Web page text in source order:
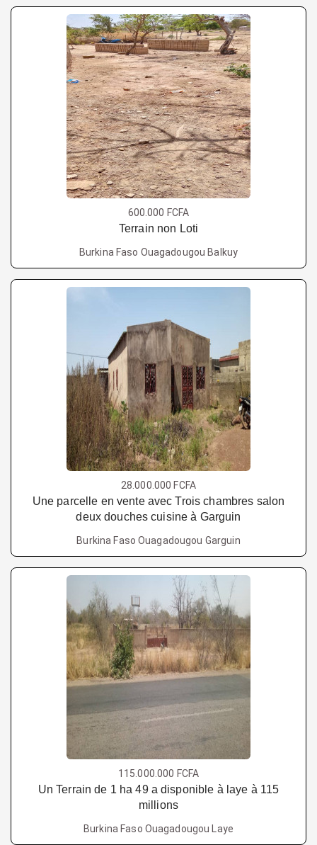
600.000 FCFA
Terrain non Loti
Burkina Faso Ouagadougou Balkuy
28.000.000 FCFA
Une parcelle en vente avec Trois chambres salon
deux douches cuisine à Garguin
Burkina Faso Ouagadougou Garguin
115.000.000 FCFA
Un Terrain de 1 ha 49 a disponible à laye à 115
millions
Burkina Faso Ouagadougou Laye